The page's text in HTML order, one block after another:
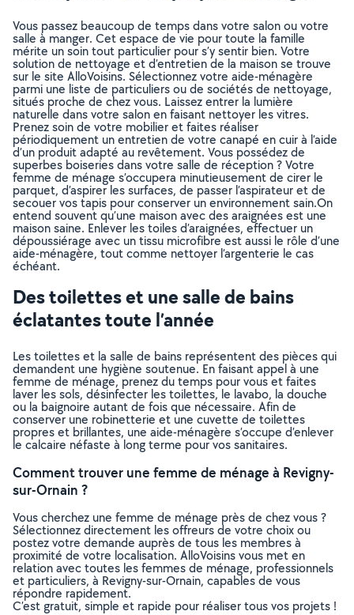
Vous passez beaucoup de temps dans votre salon ou votre
salle à manger. Cet espace de vie pour toute la famille
mérite un soin tout particulier pour s’y sentir bien. Votre
solution de nettoyage et d’entretien de la maison se trouve
sur le site AlloVoisins. Sélectionnez votre aide-ménagère
parmi une liste de particuliers ou de sociétés de nettoyage,
situés proche de chez vous. Laissez entrer la lumière
naturelle dans votre salon en faisant nettoyer les vitres.
Prenez soin de votre mobilier et faites réaliser
périodiquement un entretien de votre canapé en cuir à l’aide
d’un produit adapté au revêtement. Vous possédez de
superbes boiseries dans votre salle de réception ? Votre
femme de ménage s’occupera minutieusement de cirer le
parquet, d’aspirer les surfaces, de passer l’aspirateur et de
secouer vos tapis pour conserver un environnement sain.On
entend souvent qu’une maison avec des araignées est une
maison saine. Enlever les toiles d’araignées, effectuer un
dépoussiérage avec un tissu microfibre est aussi le rôle d’une
aide-ménagère, tout comme nettoyer l’argenterie le cas
échéant.
Des toilettes et une salle de bains
éclatantes toute l’année
Les toilettes et la salle de bains représentent des pièces qui
demandent une hygiène soutenue. En faisant appel à une
femme de ménage, prenez du temps pour vous et faites
laver les sols, désinfecter les toilettes, le lavabo, la douche
ou la baignoire autant de fois que nécessaire. Afin de
conserver une robinetterie et une cuvette de toilettes
propres et brillantes, une aide-ménagère s’occupe d’enlever
le calcaire néfaste à long terme pour vos sanitaires.
Comment trouver une femme de ménage à Revigny-
sur-Ornain ?
Vous cherchez une femme de ménage près de chez vous ?
Sélectionnez directement les offreurs de votre choix ou
postez votre demande auprès de tous les membres à
proximité de votre localisation. AlloVoisins vous met en
relation avec toutes les femmes de ménage, professionnels
et particuliers, à Revigny-sur-Ornain, capables de vous
répondre rapidement.
C’est gratuit, simple et rapide pour réaliser tous vos projets !